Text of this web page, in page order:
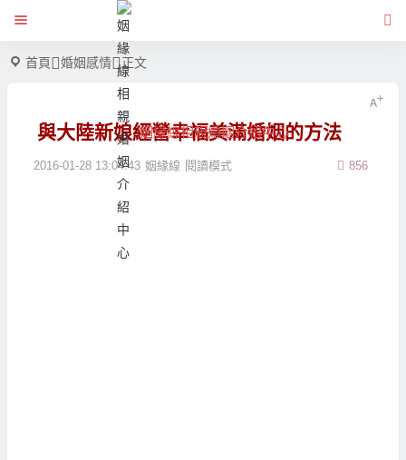
姻緣線相親婚姻介紹中心
首頁 婚姻感情 正文
與大陸新娘經營幸福美滿婚姻的方法
2016-01-28 13:04:43 姻緣線 856
閱讀模式